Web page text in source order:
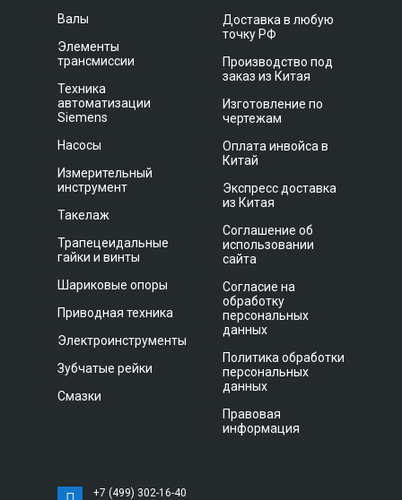
Валы
Элементы
трансмиссии
Техника
автоматизации
Siemens
Насосы
Измерительный
инструмент
Такелаж
Трапецеидальные
гайки и винты
Шариковые опоры
Приводная техника
Электроинструменты
Зубчатые рейки
Смазки
Доставка в любую
точку РФ
Производство под
заказ из Китая
Изготовление по
чертежам
Оплата инвойса в
Китай
Экспресс доставка
из Китая
Соглашение об
использовании
сайта
Согласие на
обработку
персональных
данных
Политика обработки
персональных
данных
Правовая
информация
+7 (499) 302-16-40